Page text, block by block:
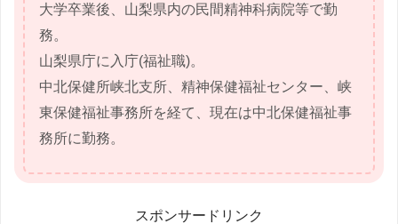
大学卒業後、山梨県内の民間精神科病院等で勤
務。
山梨県庁に入庁(福祉職)。
中北保健所峡北支所、精神保健福祉センター、峡
東保健福祉事務所を経て、現在は中北保健福祉事
務所に勤務。
スポンサードリンク